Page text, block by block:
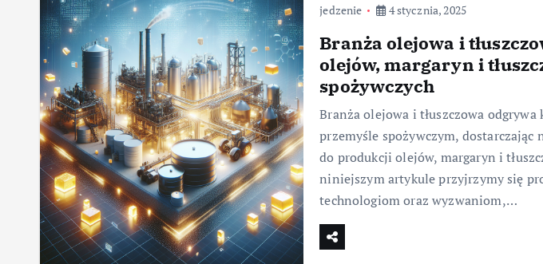
jedzenie 4 stycznia, 2025
Branża olejowa i
olejów, margaryn i
spożywczych
Branża olejowa i tłuszczowa odgrywa
przemyśle spożywczym, dostarczając
do produkcji olejów, margaryn i
niniejszym artykule przyjrzymy się
technologiom oraz wyzwaniom,…